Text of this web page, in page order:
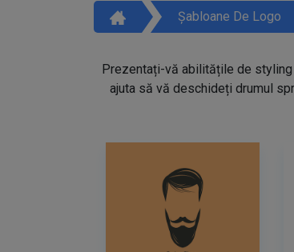
Șabloane De Logo
Prezentați-vă abilitățile de
ajuta să vă deschideți drumul